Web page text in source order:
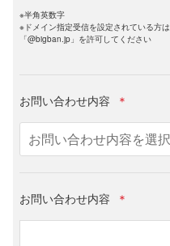
※半角英数字
※ドメイン指定受信を設定されている方は
「@bigban.jp」を許可してください
お問い合わせ内容 ＊
お問い合わせ内容 ＊